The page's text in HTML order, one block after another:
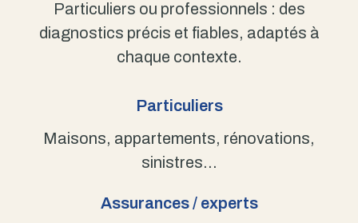
Particuliers ou professionnels : des
diagnostics précis et fiables, adaptés à
chaque contexte.
Particuliers
Maisons, appartements, rénovations,
sinistres…
Assurances / experts